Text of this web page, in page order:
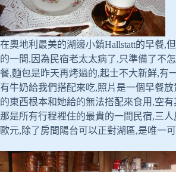
在奧地利最美的湖邊小鎮Hallstatt的早餐,
的一間,因為民宿老太太病了,只準備了不
餐,麵包是昨天再烤過的,起士不大新鮮,有
有牛奶給我們搭配來吃,照片是一個早餐
的東西根本和她給的無法搭配來食用,空
那是所有行程裡住的最貴的一間民宿,三人
歐元,除了房間陽台可以正對湖區,是唯一